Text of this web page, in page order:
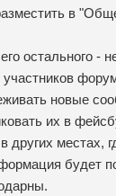
в
остального -
новые
их в
других местах,
будет